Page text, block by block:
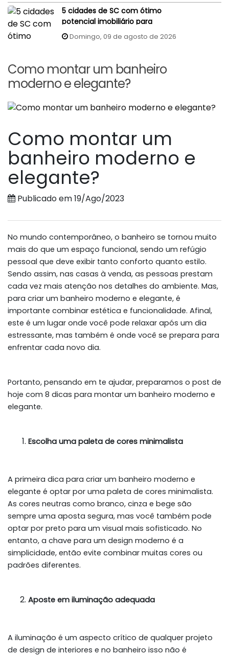
5 cidades de SC com ótimo
potencial imobiliário para
investidores
Domingo, 09 de agosto de 2026
Como montar um banheiro
moderno e elegante?
Como montar um
banheiro moderno e
elegante?
Publicado em 19/Ago/2023
No mundo contemporâneo, o banheiro se tornou muito
mais do que um espaço funcional, sendo um refúgio
pessoal que deve exibir tanto conforto quanto estilo.
Sendo assim, nas casas à venda, as pessoas prestam
cada vez mais atenção nos detalhes do ambiente. Mas,
para criar um banheiro moderno e elegante, é
importante combinar estética e funcionalidade. Afinal,
este é um lugar onde você pode relaxar após um dia
estressante, mas também é onde você se prepara para
enfrentar cada novo dia.
Portanto, pensando em te ajudar, preparamos o post de
hoje com 8 dicas para montar um banheiro moderno e
elegante.
Escolha uma paleta de cores minimalista
A primeira dica para criar um banheiro moderno e
elegante é optar por uma paleta de cores minimalista.
As cores neutras como branco, cinza e bege são
sempre uma aposta segura, mas você também pode
optar por preto para um visual mais sofisticado. No
entanto, a chave para um design moderno é a
simplicidade, então evite combinar muitas cores ou
padrões diferentes.
Aposte em iluminação adequada
A iluminação é um aspecto crítico de qualquer projeto
de design de interiores e no banheiro isso não é